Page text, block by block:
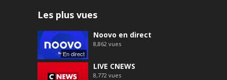
Les plus vues
En direct
Noovo en direct
8,862 vues
LIVE CNEWS
8,772 vues